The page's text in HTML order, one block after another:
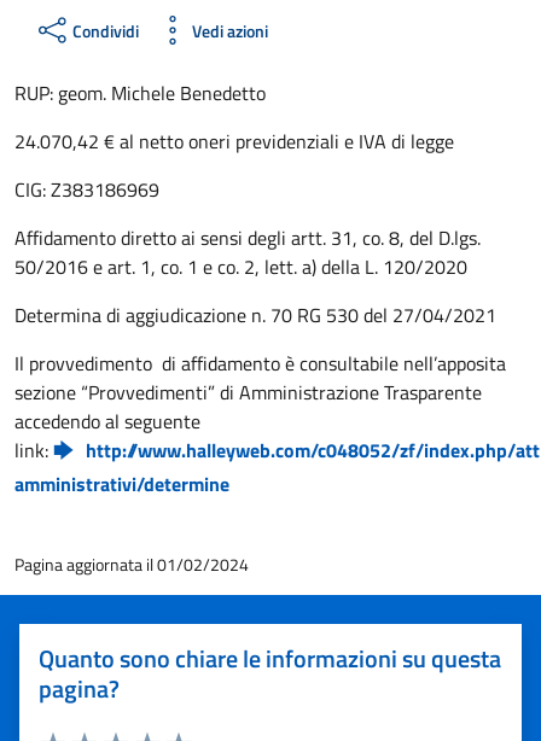
Condividi Vedi azioni
RUP: geom. Michele Benedetto
24.070,42 € al netto oneri previdenziali e IVA di legge
CIG: Z383186969
Affidamento diretto ai sensi degli artt. 31, co. 8, del D.lgs.
50/2016 e art. 1, co. 1 e co. 2, lett. a) della L. 120/2020
Determina di aggiudicazione n. 70 RG 530 del 27/04/2021
Il provvedimento di affidamento è consultabile nell’apposita
sezione “Provvedimenti” di Amministrazione Trasparente
accedendo al seguente
link:
http://www.halleyweb.com/c048052/zf/index.php/
amministrativi/determine
Pagina aggiornata il 01/02/2024
Quanto sono chiare le informazioni su questa
pagina?